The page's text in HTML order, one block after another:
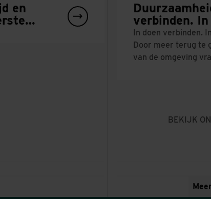
en
verbinden. In
vooruit
In doen verbinden.
Door meer terug te
van de omgeving
BEKIJK
Vervanging